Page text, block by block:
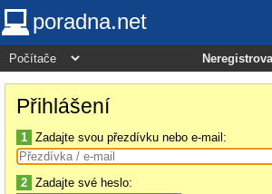
poradna.net
Přihlášení
1 Zadajte svou přezdívku nebo e-mail:
2 Zadajte své heslo: